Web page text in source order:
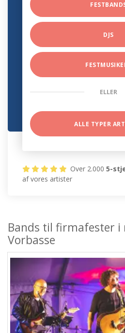
DJS
ELLER
ALLE TYPER
Over 2.0005-
af vores artister
Bands til firmafester
Vorbasse